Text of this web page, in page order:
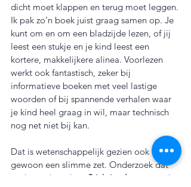
dicht moet klappen en terug moet leggen.
Ik pak zo’n boek juist graag samen op. Je
kunt om en om een bladzijde lezen, of jij
leest een stukje en je kind leest een
kortere, makkelijkere alinea. Voorlezen
werkt ook fantastisch, zeker bij
informatieve boeken met veel lastige
woorden of bij spannende verhalen waar
je kind heel graag in wil, maar technisch
nog net niet bij kan.
Dat is wetenschappelijk gezien ook
gewoon een slimme zet. Onderzoek dat
onder andere door Stichting Lezen
wordt